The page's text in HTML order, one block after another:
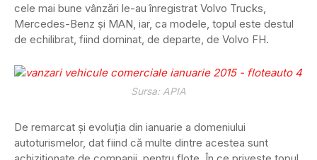
cele mai bune vânzări le-au înregistrat Volvo Trucks,
Mercedes-Benz și MAN, iar, ca modele, topul este destul
de echilibrat, fiind dominat, de departe, de Volvo FH.
Sursa: APIA
De remarcat și evoluția din ianuarie a domeniului
autoturismelor, dat fiind că multe dintre acestea sunt